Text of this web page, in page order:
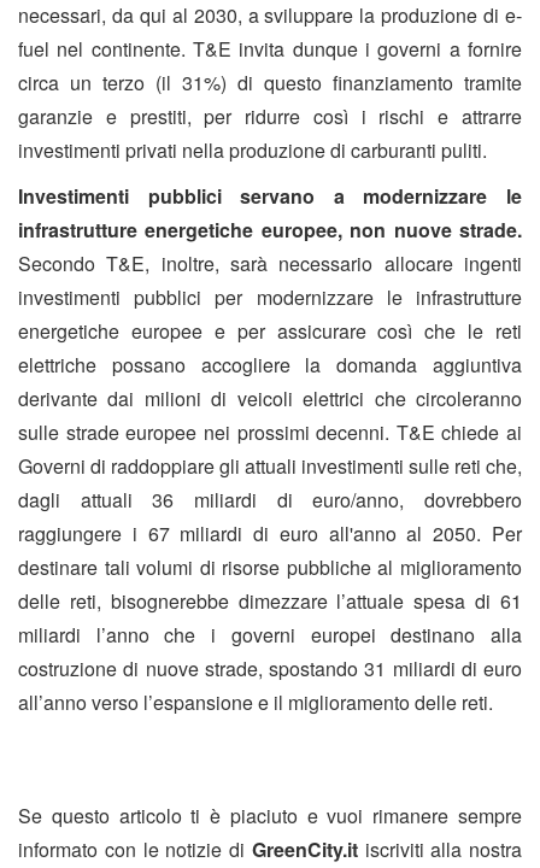
necessari, da qui al 2030, a sviluppare la produzione di e-
fuel nel continente. T&E invita dunque i governi a fornire
circa un terzo (il 31%) di questo finanziamento tramite
garanzie e prestiti, per ridurre così i rischi e attrarre
investimenti privati nella produzione di carburanti puliti.
Investimenti pubblici servano a modernizzare le
infrastrutture energetiche europee, non nuove strade.
Secondo T&E, inoltre, sarà necessario allocare ingenti
investimenti pubblici per modernizzare le infrastrutture
energetiche europee e per assicurare così che le reti
elettriche possano accogliere la domanda aggiuntiva
derivante dai milioni di veicoli elettrici che circoleranno
sulle strade europee nei prossimi decenni. T&E chiede ai
Governi di raddoppiare gli attuali investimenti sulle reti che,
dagli attuali 36 miliardi di euro/anno, dovrebbero
raggiungere i 67 miliardi di euro all'anno al 2050. Per
destinare tali volumi di risorse pubbliche al miglioramento
delle reti, bisognerebbe dimezzare l’attuale spesa di 61
miliardi l’anno che i governi europei destinano alla
costruzione di nuove strade, spostando 31 miliardi di euro
all’anno verso l’espansione e il miglioramento delle reti.
Se questo articolo ti è piaciuto e vuoi rimanere sempre
informato con le notizie di GreenCity.itiscriviti alla nostra